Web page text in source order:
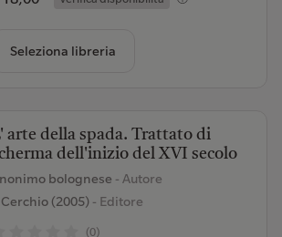
Seleziona libreria
arte della spada. Trattato di
dell'inizio del XVI secolo
bolognese - Autore
(2005)- Editore
(0)